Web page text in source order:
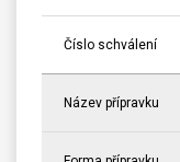
Číslo schválení
Název přípravku